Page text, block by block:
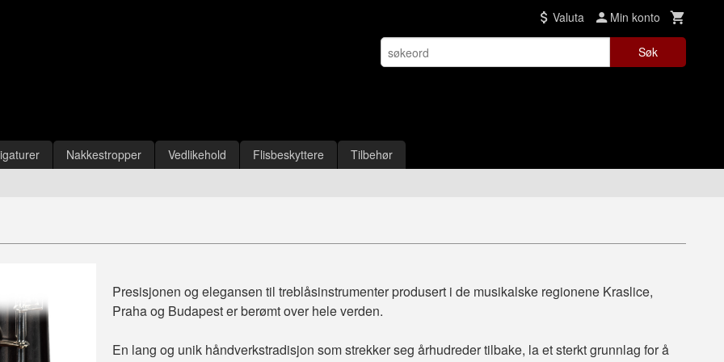
Valuta Min konto
Søk
Nakkestropper Vedlikehold Flisbeskyttere Tilbehør
Presisjonen og elegansen til treblåsinstrumenter produsert i de musikalske regionene Kraslice,
Praha og Budapest er berømt over hele verden.
En lang og unik håndverkstradisjon som strekker seg århudreder tilbake, la et sterkt grunnlag for å